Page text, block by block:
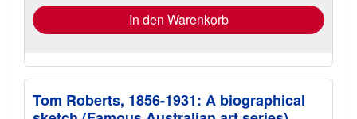
In den Warenkorb
Tom Roberts, 1856-1931: A biographical